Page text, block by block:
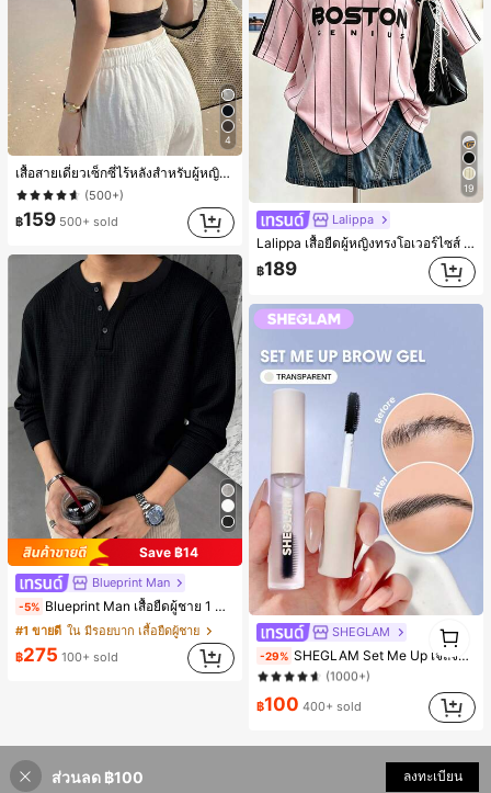
4
เสื้อสายเดี่ยวเซ็กซี่ไร้หลังสำหรับผู้หญิงพร้อมบราแบบมีฟองน้ำ, เสื้อกล้ามแขนกุด, เสื้อลำลองสีดำสำหรับฤดูร้อน
(500+)
฿159 500+ sold
Save ฿14
Blueprint Man
-5% Blueprint Man เสื้อยืดผู้ชาย 1 ชิ้น คอเฮนลีย์ ผ้าถักลายวาฟเฟิล คอวีเล็ก ทรงหลวม บาง ระบายอากาศได้ดี ใส่สบาย มีกระดุม สไตล์ Old Money ทรงยุโรป ไซส์ใหญ่กว่าปกติ กรุณาเลือกไซส์เล็กลงเพื่อให้พอดีขึ้น
#1 ขายดี ใน มีรอยบาก เสื้อยืดผู้ชาย
฿275 100+ sold
19
Lalippa
Lalippa เสื้อยืดผู้หญิงทรงโอเวอร์ไซส์ แฟชั่นมินิมอล ลายตัวอักษรและลายทางแนวตั้ง สีเงิน Digital Silver Fox ความยาวกลางตัว คอกลม ไหล่ตก ของขวัญสำหรับเพื่อน
฿189
SHEGLAM
-29% SHEGLAM Set Me Up เจลจัดทรงคิ้ว เครื่องสำอางแบรนด์ความงามและเมคอัพสำหรับผู้หญิงและเด็กผู้หญิง
#1 ขายดี ใน SHEGLAM แต่งหน้า
(1000+)
#1 ขายดี ใน SHEGLAM แต่งหน้า
(1000+)
#1 ขายดี ใน SHEGLAM แต่งหน้า
(1000+)
ใน SHEGLAM แต่งหน้า
฿100 400+ sold
ส่วนลด ฿100 ลงทะเบียน